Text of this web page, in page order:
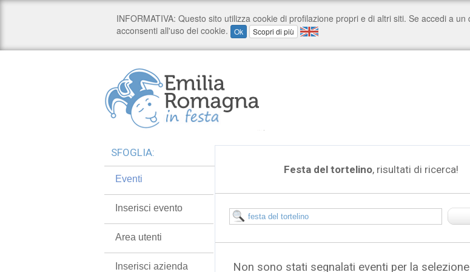
Festa del tortelino, risultati di ricerca!
Non sono stati segnalati eventi per la selezione
SFOGLIA:
Eventi
Inserisci evento
Area utenti
Inserisci azienda